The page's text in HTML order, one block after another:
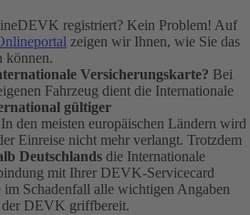
registriert? Kein Problem! Auf
zeigen wir Ihnen, wie Sie das
können.
Versicherungskarte? Bei
Fahrzeug dient die Internationale
gültiger
In den meisten europäischen Ländern wird
Einreise nicht mehr verlangt. Trotzdem
Deutschlands die Internationale
mit Ihrer DEVK-Servicecard
im Schadenfall alle wichtigen Angaben
DEVK griffbereit.